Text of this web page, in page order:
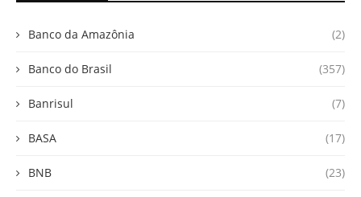
Banco da Amazônia (2)
Banco do Brasil (357)
Banrisul (7)
BASA (17)
BNB (23)